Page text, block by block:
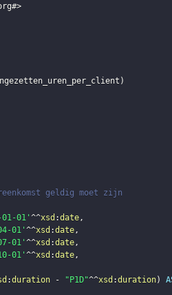
>
)
geldig moet zijn
01-01'^^xsd :date,
01'^^xsd :date,
01'^^xsd :date,
01'^^xsd :date,
:duration - "P1D"^^xsd :duration)